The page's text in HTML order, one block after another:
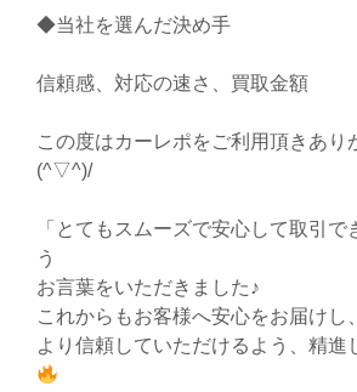
◆当社を選んだ決め手
信頼感、対応の速さ、買取金額
この度はカーレポをご利用頂きあり
(^▽^)/
「とてもスムーズで安心して取引で
う
お言葉をいただきました♪
これからもお客様へ安心をお届けし、
より信頼していただけるよう、精進